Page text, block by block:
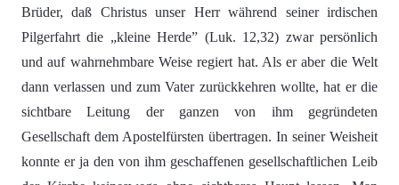
Brüder, daß Christus unser Herr während seiner irdischen
Pilgerfahrt die „kleine Herde” (Luk. 12,32) zwar persönlich
und auf wahrnehmbare Weise regiert hat. Als er aber die Welt
dann verlassen und zum Vater zurückkehren wollte, hat er die
sichtbare Leitung der ganzen von ihm gegründeten
Gesellschaft dem Apostelfürsten übertragen. In seiner Weisheit
konnte er ja den von ihm geschaffenen gesellschaftlichen Leib